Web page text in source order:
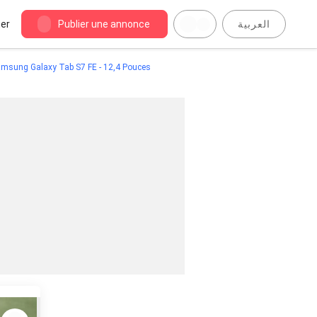
Publier une annonce العربية
Galaxy Tab S7 FE - 12,4 Pouces